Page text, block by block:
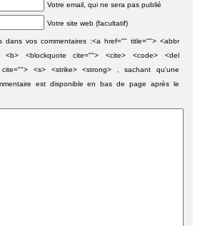
Votre email, qui ne sera pas publié
Votre site web (facultatif)
dans vos commentaires :<a href="" title=""> <abbr
<b> <blockquote cite=""> <cite> <code> <del
<s> <strike> <strong> , sachant qu'une
est disponible en bas de page après le